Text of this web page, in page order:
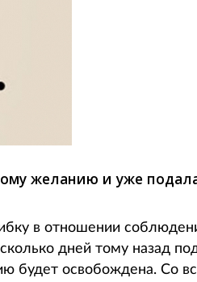
желанию и уже
в отношении
дней тому назад
будет освобождена. Со